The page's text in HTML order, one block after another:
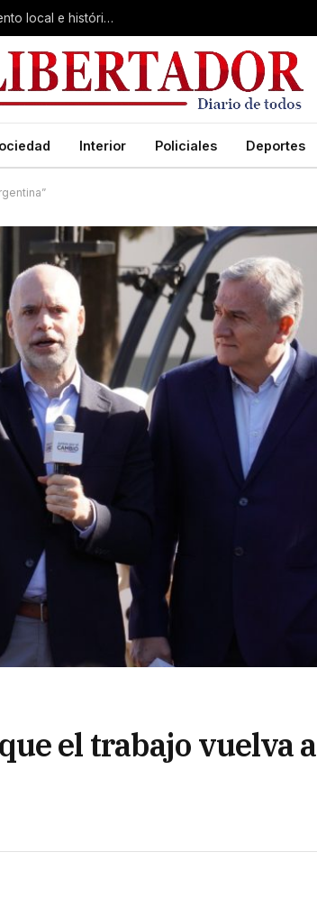
Virasoro inauguró la 7ª Feria del Libro con un fuerte acento local e histórico
Interior Policiales Deportes
el trabajo vuelva a